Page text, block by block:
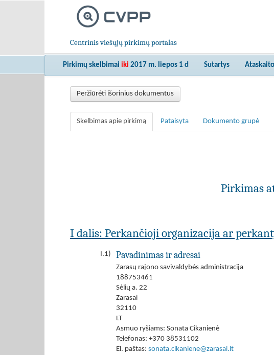
Centrinis viešųjų pirkimų portalas
Pirkimų skelbimai iki 2017 m. liepos 1 d Sutartys
Peržiūrėti išorinius dokumentus
Skelbimas apie pirkimą Pataisyta Dokumento grupė
Pirkimas
I dalis: Perkančioji organizacija ar
I.1) Pavadinimas ir adresai
Zarasų rajono savivaldybės administracija
188753461
Sėlių a. 22
Zarasai
32110
LT
Asmuo ryšiams: Sonata Cikanienė
Telefonas: +370 38531102
El. paštas: sonata.cikaniene@zarasai.lt